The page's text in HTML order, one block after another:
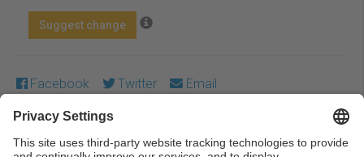
Suggest change
Facebook Twitter Email